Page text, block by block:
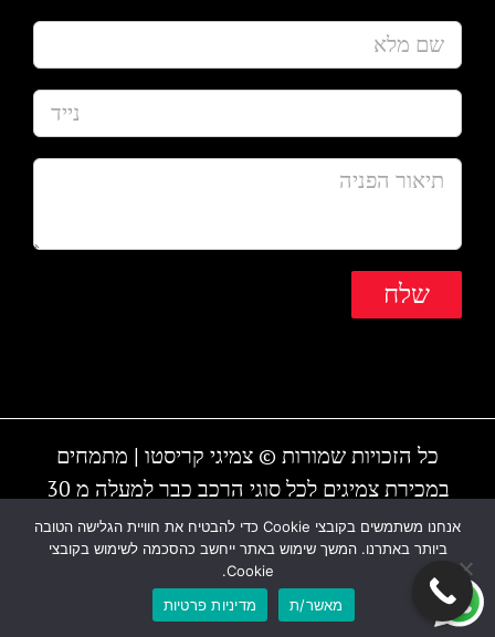
כל הזכויות שמורות © צמיגי קריסטו | מתמחים
במכירת צמיגים לכל סוגי הרכב כבר למעלה מ 30
שנה | המקום עובד גם בשבת | חייגו - 1-700-700-
810 או 03-6838895
אנחנו משתמשים בקובצי Cookie כדי להבטיח את חוויית הגלישה הטובה
ביותר באתרנו. המשך שימוש באתר ייחשב כהסכמה לשימוש בקובצי
Cookie.
מאשר/ת
מדיניות פרטיות